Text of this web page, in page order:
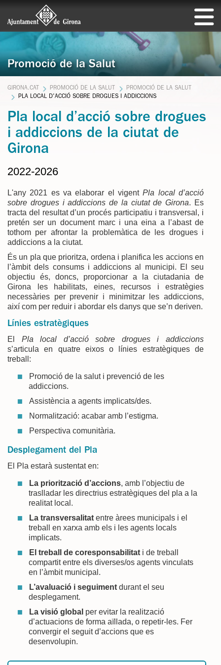
Promoció de la Salut
GIRONA.CAT PROMOCIÓ DE LA SALUT
PROMOCIÓ DE LA SALUT
PLA LOCAL D'ACCIÓ SOBRE DROGUES I ADDICCIONS
Pla local d’acció sobre drogues
i addiccions de la ciutat de
Girona
2022-2026
L'any 2021 es va elaborar el vigentPla local d’acció
sobre drogues i addiccions de la ciutat de Girona. Es
tracta del resultat d’un procés participatiu i transversal, i
pretén ser un document marc i una eina a l’abast de
tothom per afrontar la problemàtica de les drogues i
addiccions a la ciutat.
És un pla que prioritza, ordena i planifica les accions en
l’àmbit dels consums i addiccions al municipi. El seu
objectiu és, doncs, proporcionar a la ciutadania de
Girona les habilitats, eines, recursos i estratègies
necessàries per prevenir i minimitzar les addiccions,
així com per reduir i abordar els danys que se’n deriven.
Línies estratègiques
El Pla local d’acció sobre drogues i addiccions
s’articula en quatre eixos o línies estratègiques de
treball:
Promoció de la salut i prevenció de les
addiccions.
Assistència a agents implicats/des.
Normalització: acabar amb l’estigma.
Perspectiva comunitària.
Desplegament del Pla
El Pla estarà sustentat en:
La priorització d’accions, amb l’objectiu de
traslladar les directrius estratègiques del pla a la
realitat local.
La transversalitat entre àrees municipals i el
treball en xarxa amb els i les agents locals
implicats.
El treball de coresponsabilitat i de treball
compartit entre els diverses/os agents vinculats
en l’àmbit municipal.
L’avaluació i seguiment durant el seu
desplegament.
La visió global per evitar la realització
d’actuacions de forma aïllada, o repetir-les. Fer
convergir el seguit d’accions que es
desenvolupin.